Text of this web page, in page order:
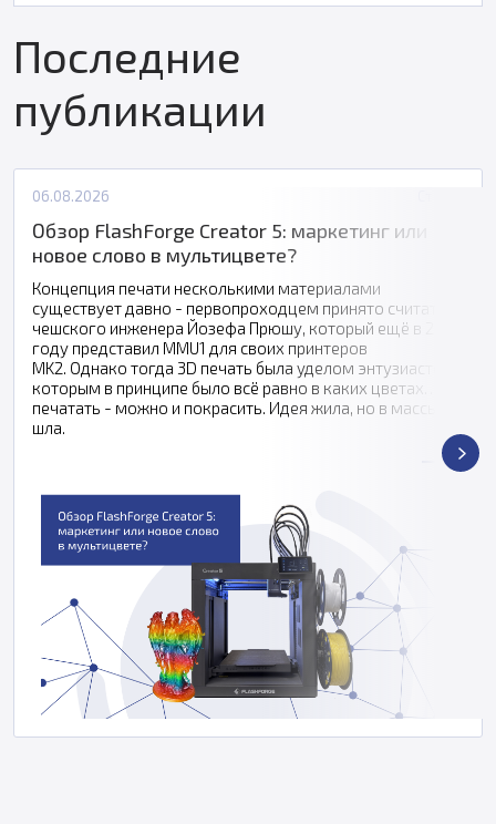
Последние
публикации
06.08.2026
Обзор FlashForge Creator 5: маркетинг или
новое слово в мультицвете?
Концепция печати несколькими материалами
существует давно - первопроходцем принято считать
чешского инженера Йозефа Прюшу, который ещё в 2016
году представил MMU1 для своих принтеров
MK2. Однако тогда 3D печать была уделом энтузиастов,
которым в принципе было всё равно в каких цветах
печатать - можно и покрасить. Идея жила, но в массы не
шла.